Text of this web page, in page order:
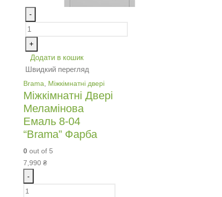
-
+
Додати в кошик
Швидкий перегляд
Brama Міжкімнатні двері
Міжкімнатні Двері
Меламінова
Емаль 8-04
“Brama” Фарба
0 out of 5
7,990 ₴
-